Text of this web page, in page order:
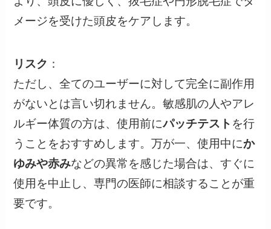
メージを受けた頭皮をケアします。
リスク ：
ただし、全てのユーザーに対して完全に副作用
がないとは言い切れません。敏感肌の人やアレ
ルギー体質の方は、使用前にパッチテスト を行
うことをおすすめします。万が一、使用中にか
ゆみや赤みなどの異常を感じた場合は、すぐに
使用を中止し、専門の医師に相談することが重
要です。